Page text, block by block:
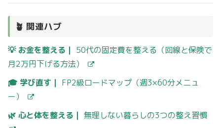
🪴 関連ハブ
💡 お金を整える｜ 50代の固定費を整える（回線と保険で
月2万円下げる方法）
🎓 学び直す｜ FP2級ロードマップ（週3×60分メニュ
ー）
🌿 心と体を整える｜ 無理しない暮らしの3つの整え習慣